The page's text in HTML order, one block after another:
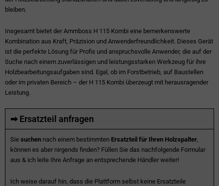
bleiben.
Insgesamt bietet der Ammboss H 115 Kombi eine bemerkenswerte
Kombination aus Kraft, Präzision und Anwenderfreundlichkeit. Dieses Gerät
ist die perfekte Lösung für Profis und anspruchsvolle Anwender, die auf der
Suche nach einem zuverlässigen und leistungsstarken Werkzeug für ihre
Holzbearbeitungsaufgaben sind. Egal, ob im Forstbetrieb, auf Baustellen
oder im privaten Bereich – der H 115 Kombi überzeugt mit herausragender
Leistung.
➡ Ersatzteil anfragen
Sie suchen nach einem bestimmten Ersatzteil für Ihren Holzspalter,
können es aber nirgends finden? Füllen Sie das nachfolgende Formular
aus & ich leite Ihre Anfrage an entsprechende Händler weiter!
Ich weise darauf hin, dass die Plattform selbst keine Ersatzteile